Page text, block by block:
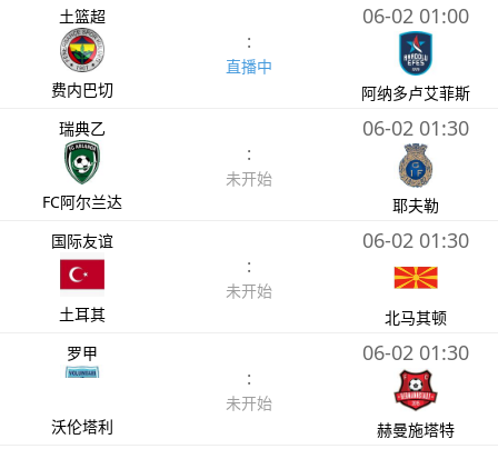
土篮超
费内巴切
:
直播中
06-02 01:00
阿纳多卢艾菲斯
瑞典乙
FC阿尔兰达
:
未开始
06-02 01:30
耶夫勒
国际友谊
土耳其
:
未开始
06-02 01:30
北马其顿
罗甲
沃伦塔利
:
未开始
06-02 01:30
赫曼施塔特